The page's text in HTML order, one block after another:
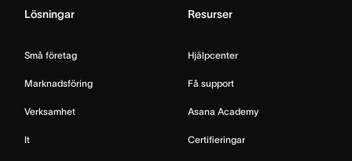
Lösningar
Små företag
Marknadsföring
Verksamhet
It
Resurser
Hjälpcenter
Få support
Asana Academy
Certifieringar